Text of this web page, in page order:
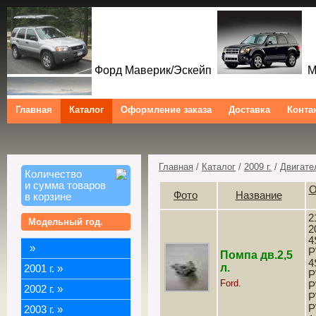
Форд Маверик/Эскейп
Ford Maverick/Escape
Ford Kuga/Escape
Главная Каталог Оформление заказа Доставка
Количество
и сумма товаров
в корзине
Модельный год.
»
2001 г. »
2002 г. »
2003 г. »
Главная / Каталог / 2009 г. /
Фото Название
Помпа дв.2,5
л.
Ford.